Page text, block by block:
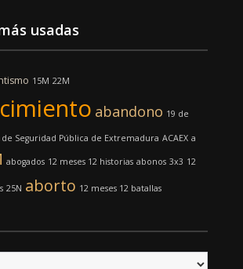
usadas
15M 22M
abandono 19 de
Seguridad Pública de Extremadura ACAEX a
abogados 12 meses 12 historias abonos 3x3 12
25N aborto 12 meses 12 batallas